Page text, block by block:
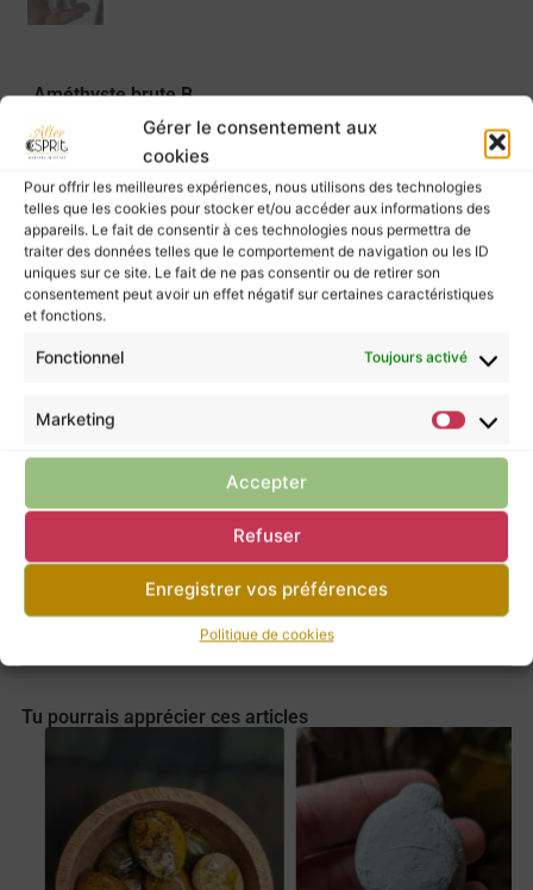
Gérer le consentement aux
cookies
Pour offrir les meilleures expériences, nous utilisons des technologies
telles que les cookies pour stocker et/ou accéder aux informations des
appareils. Le fait de consentir à ces technologies nous permettra de
traiter des données telles que le comportement de navigation ou les ID
uniques sur ce site. Le fait de ne pas consentir ou de retirer son
consentement peut avoir un effet négatif sur certaines caractéristiques
et fonctions.
Fonctionnel Toujours activé
Marketing
Accepter
Refuser
Enregistrer vos préférences
Politique de cookies
Améthyste brute B
14,00
Prix à l’unité.
AJOUTER AU PANIER
Dimensions ≈ 4,1 x 4,5 cm.
Voir la vidéo Youtube de l’améthyste B
qui les écoutent, mais elles ne possèdent pas
Pour prendre soin de vous, ne négligez pas la
consultation d’un professionnel de santé.
Retour à la boutique
Tu pourrais apprécier ces articles